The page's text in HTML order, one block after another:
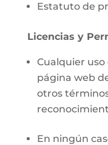
Estatuto de
Licencias y
Cualquier uso
página web
otros
En ningún